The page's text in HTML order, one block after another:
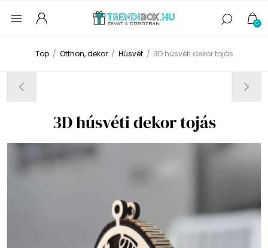
0
Top / Otthon, dekor / Húsvét / 3D húsvéti dekor tojás
3D húsvéti dekor tojás